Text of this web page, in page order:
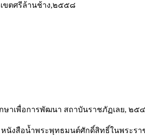
ขตศรีล้านช้าง,๒๕๕๘
ษาเพื่อการพัฒนา สถาบันราชภัฏเลย, ๒๕
นังสือน้ำพระพุทธมนต์ศักดิ์สิทธิ์ในพระรา